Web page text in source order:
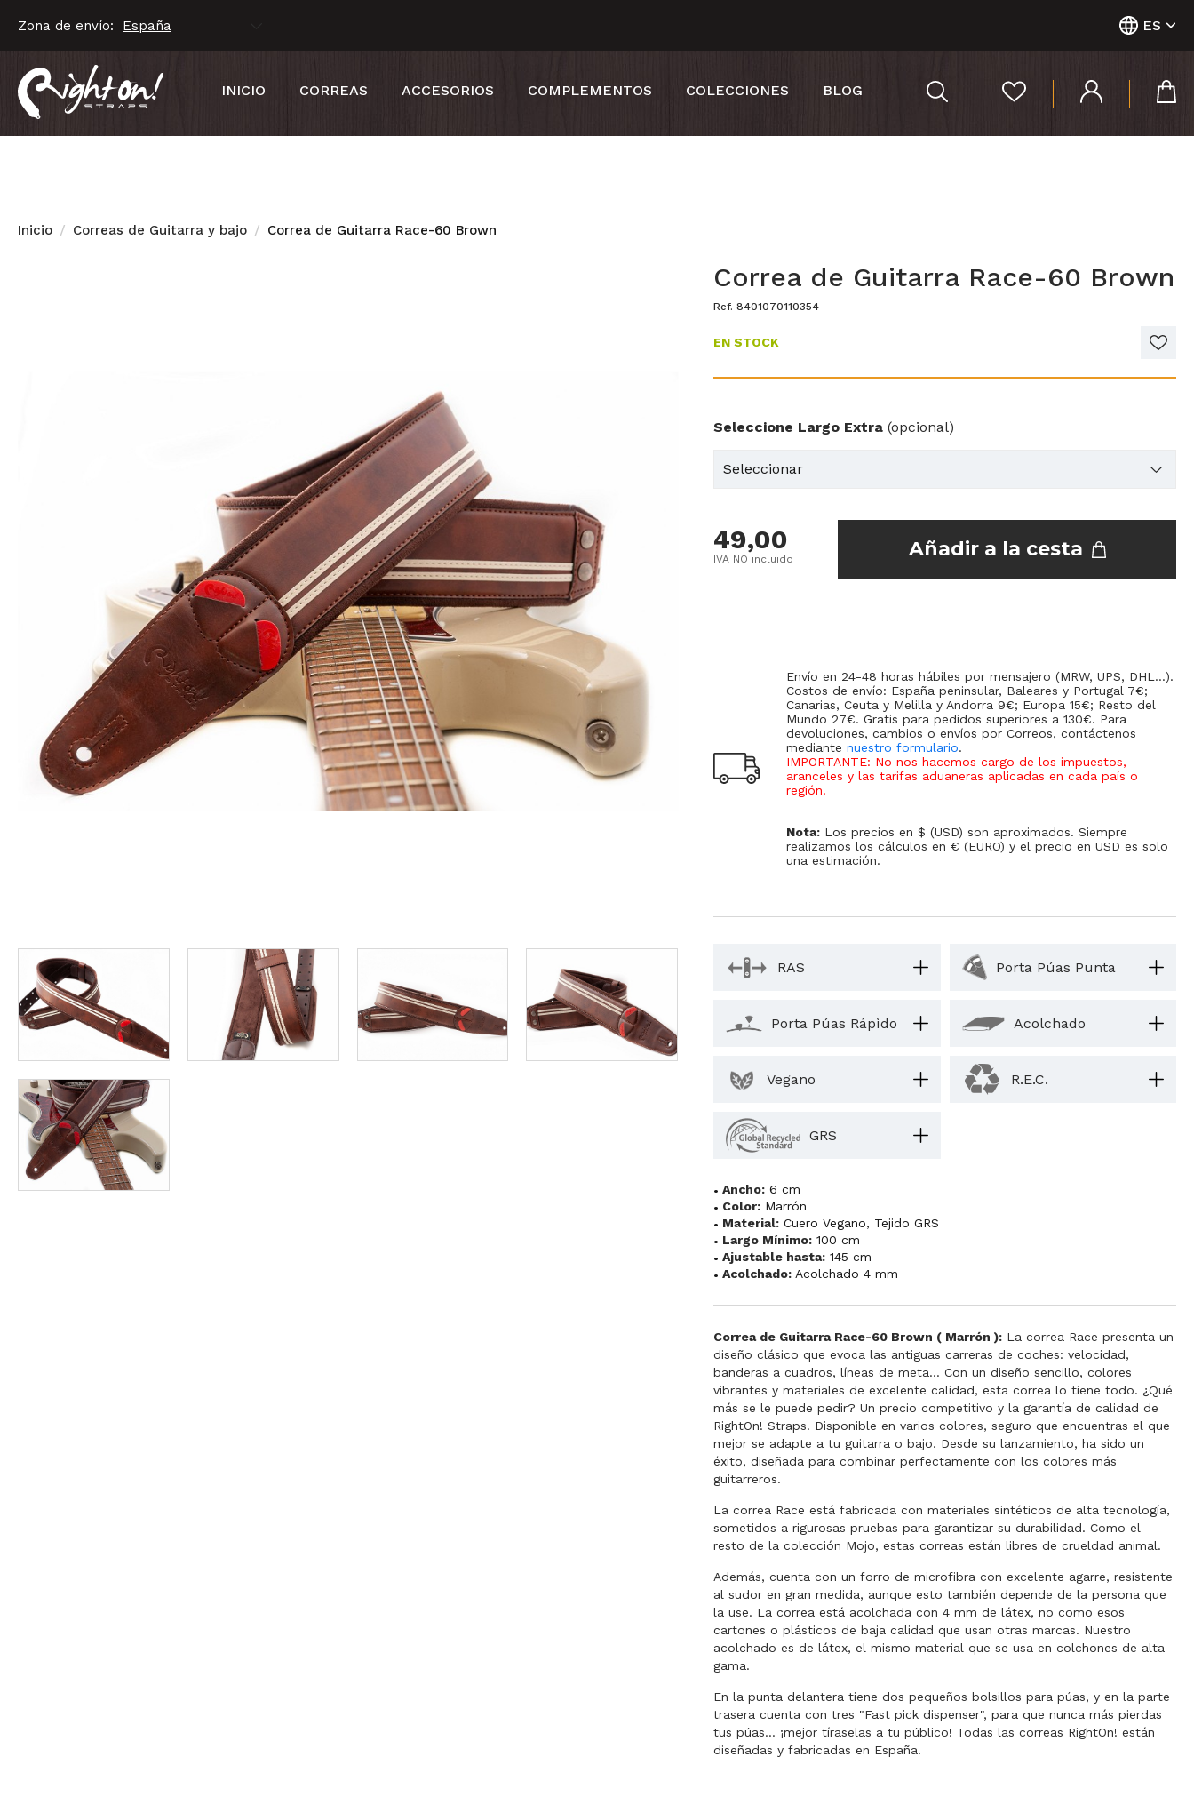
Zona de envío: ES
INICIO CORREAS ACCESORIOS COMPLEMENTOS COLECCIONES BLOG
Inicio Correas de Guitarra y bajo Correa de Guitarra Race-60 Brown
Correa de Guitarra Race-60 Brown
Ref. 8401070110354
EN STOCK
Seleccione Largo Extra (opcional)
49,00
IVA NO incluido Añadir a la cesta
Envío en 24-48 horas hábiles por mensajero (MRW, UPS, DHL...).
Costos de envío: España peninsular, Baleares y Portugal 7€;
Canarias, Ceuta y Melilla y Andorra 9€; Europa 15€; Resto del
Mundo 27€. Gratis para pedidos superiores a 130€. Para
devoluciones, cambios o envíos por Correos, contáctenos
mediantenuestro formulario.
IMPORTANTE: No nos hacemos cargo de los impuestos,
aranceles y las tarifas aduaneras aplicadas en cada país o
región.
Nota: Los precios en $ (USD) son aproximados. Siempre
realizamos los cálculos en € (EURO) y el precio en USD es solo
una estimación.
RAS Porta Púas Punta
Porta Púas Rápìdo Acolchado
Vegano R.E.C.
GRS
Ancho: 6 cm
Color: Marrón
Material: Cuero Vegano, Tejido GRS
Largo Mínimo: 100 cm
Ajustable hasta: 145 cm
Acolchado: Acolchado 4 mm
Correa de Guitarra Race-60 Brown ( Marrón ): La correa Race presenta un
diseño clásico que evoca las antiguas carreras de coches: velocidad,
banderas a cuadros, líneas de meta... Con un diseño sencillo, colores
vibrantes y materiales de excelente calidad, esta correa lo tiene todo. ¿Qué
más se le puede pedir? Un precio competitivo y la garantía de calidad de
RightOn! Straps. Disponible en varios colores, seguro que encuentras el que
mejor se adapte a tu guitarra o bajo. Desde su lanzamiento, ha sido un
éxito, diseñada para combinar perfectamente con los colores más
guitarreros.
La correa Race está fabricada con materiales sintéticos de alta tecnología,
sometidos a rigurosas pruebas para garantizar su durabilidad. Como el
resto de la colección Mojo, estas correas están libres de crueldad animal.
Además, cuenta con un forro de microfibra con excelente agarre, resistente
al sudor en gran medida, aunque esto también depende de la persona que
la use. La correa está acolchada con 4 mm de látex, no como esos
cartones o plásticos de baja calidad que usan otras marcas. Nuestro
acolchado es de látex, el mismo material que se usa en colchones de alta
gama.
En la punta delantera tiene dos pequeños bolsillos para púas, y en la parte
trasera cuenta con tres "Fast pick dispenser", para que nunca más pierdas
tus púas... ¡mejor tíraselas a tu público! Todas las correas RightOn! están
diseñadas y fabricadas en España.